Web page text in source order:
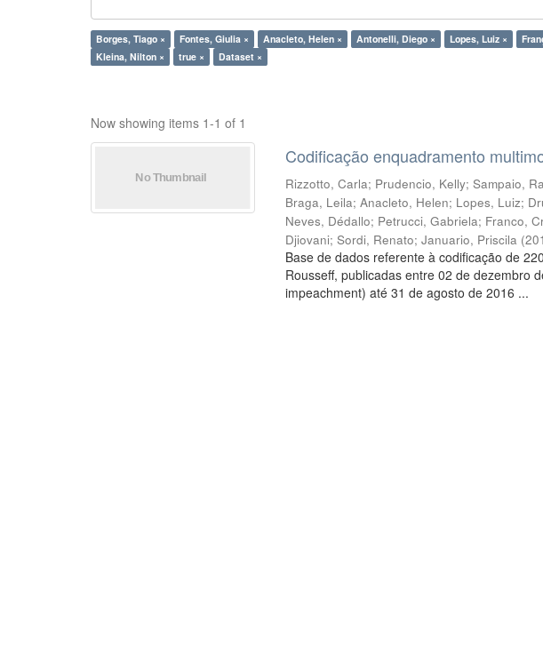
Borges, Tiago × Fontes, Giulia × Anacleto, Helen × Antonelli, Diego × Lopes, Luiz ×
Kleina, Nilton ×
true × Dataset ×
Now showing items 1-1 of 1
Codificação enquadramento
Rizzotto, Carla; Prudencio, Kelly;Sampaio,
Braga, Leila;Anacleto, Helen; Lopes, Luiz;
Neves, Dédallo; Petrucci, Gabriela; Franco,
Djiovani;Sordi, Renato;Januario, Priscila (
Base de dados referente à codificação de
Rousseff, publicadas entre 02 de dezembro
impeachment) até 31 de agosto de 2016 ...